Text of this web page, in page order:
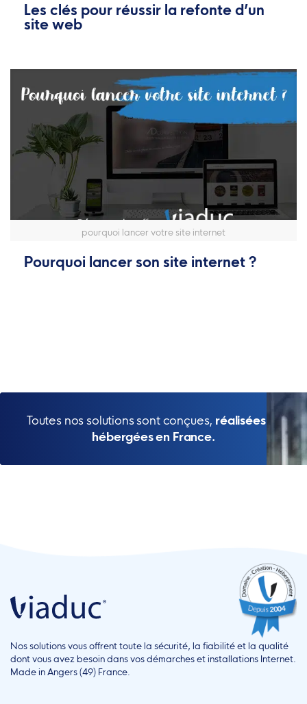
Les clés pour réussir la refonte d’un
site web
pourquoi lancer votre site internet
Pourquoi lancer son site internet ?
Toutes nos solutions sont conçues, réalisées et
hébergées en France.
Nos solutions vous offrent toute la sécurité, la fiabilité et la qualité
dont vous avez besoin dans vos démarches et installations Internet.
Made in Angers (49) France.